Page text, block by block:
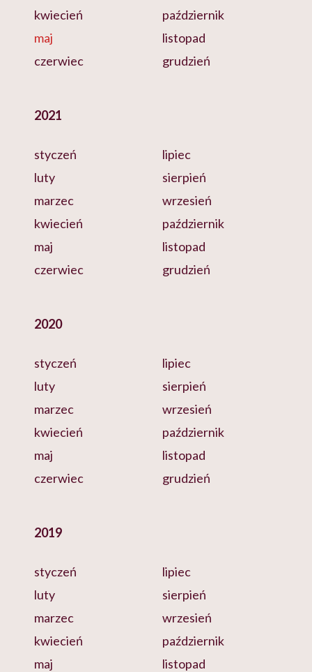
kwiecień
maj
czerwiec
październik
listopad
grudzień
2021
styczeń
luty
marzec
kwiecień
maj
czerwiec
lipiec
sierpień
wrzesień
październik
listopad
grudzień
2020
styczeń
luty
marzec
kwiecień
maj
czerwiec
lipiec
sierpień
wrzesień
październik
listopad
grudzień
2019
styczeń
luty
marzec
kwiecień
maj
lipiec
sierpień
wrzesień
październik
listopad